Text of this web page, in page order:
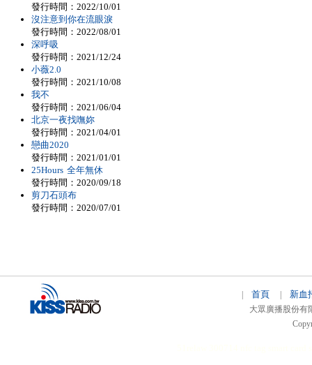
發行時間：2022/10/01
沒注意到你在流眼淚
發行時間：2022/08/01
深呼吸
發行時間：2021/12/24
小薇2.0
發行時間：2021/10/08
我不
發行時間：2021/06/04
北京一夜找嘸妳
發行時間：2021/04/01
戀曲2020
發行時間：2021/01/01
25Hours 全年無休
發行時間：2020/09/18
剪刀石頭布
發行時間：2020/07/01
首頁 新血
大眾廣播股份有